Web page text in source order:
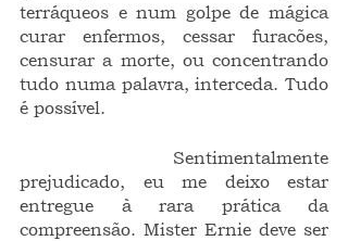
terráqueos e num golpe de mágica
curar enfermos, cessar furacões,
censurar a morte, ou concentrando
tudo numa palavra, interceda. Tudo
é possível.
prejudicado, eu me deixo estar
entregue à rara prática da
compreensão. Mister Ernie deve ser